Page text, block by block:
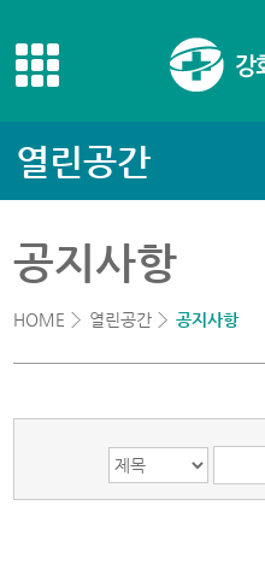
열린공간
공지사항
HOME 열린공간 공지사항